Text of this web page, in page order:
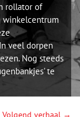
rollator of
winkelcentrum
veel dorpen
Nog steeds
te
Volgend verhaal →